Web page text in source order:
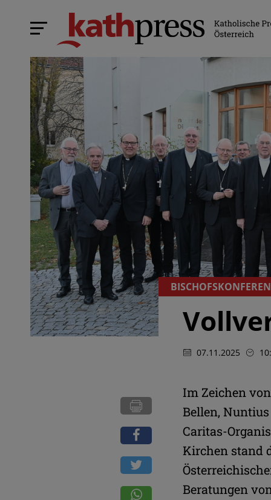
07.11.2025
Im Zeichen
Bellen,
Caritas-
Kirchen stand
Beratungen